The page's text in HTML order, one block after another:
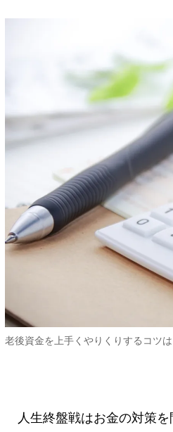
老後資金を上手くやりくりするコツは
人生終盤戦はお金の対策を